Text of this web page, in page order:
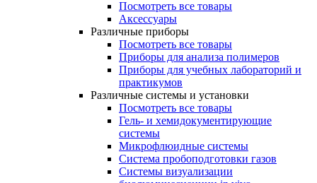
Посмотреть все товары
Аксессуары
Различные приборы
Посмотреть все товары
Приборы для анализа полимеров
Приборы для учебных лабораторий и
практикумов
Различные системы и установки
Посмотреть все товары
Гель- и хемидокументирующие
системы
Микрофлюидные системы
Система пробоподготовки газов
Системы визуализации